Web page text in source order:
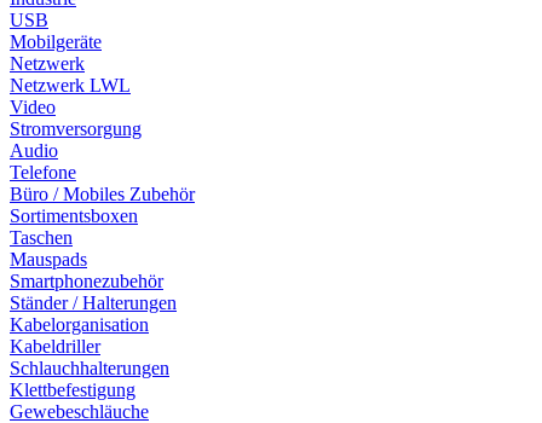
USB
Mobilgeräte
Netzwerk
Netzwerk LWL
Video
Stromversorgung
Audio
Telefone
Büro / Mobiles Zubehör
Sortimentsboxen
Taschen
Mauspads
Smartphonezubehör
Ständer / Halterungen
Kabelorganisation
Kabeldriller
Schlauchhalterungen
Klettbefestigung
Gewebeschläuche